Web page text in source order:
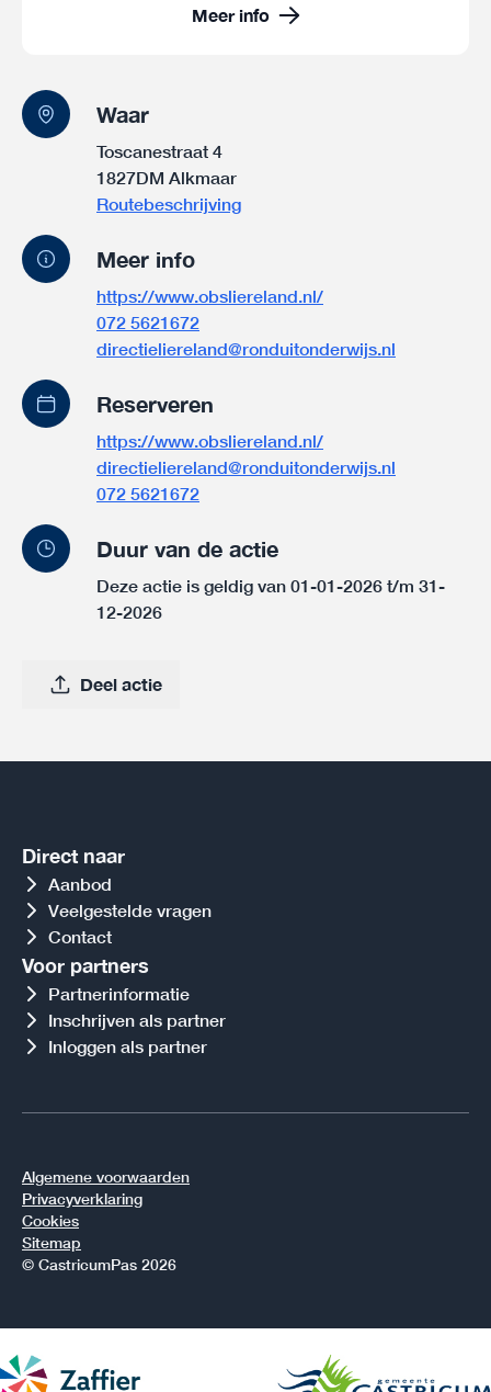
Meer info
Waar
Toscanestraat 4
1827DM Alkmaar
Routebeschrijving
Meer info
https://www.obsliereland.nl/
072 5621672
directieliereland@ronduitonderwijs.nl
Reserveren
https://www.obsliereland.nl/
directieliereland@ronduitonderwijs.nl
072 5621672
Duur van de actie
Deze actie is geldig van 01-01-2026 t/m 31-
12-2026
Deel actie
Direct naar
Aanbod
Veelgestelde vragen
Contact
Voor partners
Partnerinformatie
Inschrijven als partner
Inloggen als partner
Algemene voorwaarden
Privacyverklaring
Cookies
Sitemap
© CastricumPas 2026